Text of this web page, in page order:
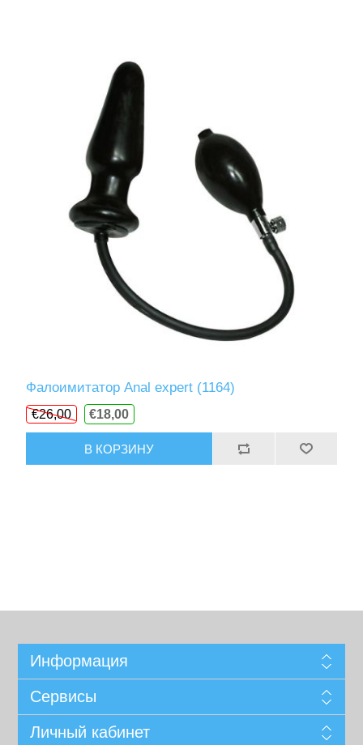
Фалоимитатор Anal expert (1164)
€26,00 €18,00
В КОРЗИНУ
Информация
Сервисы
Личный кабинет